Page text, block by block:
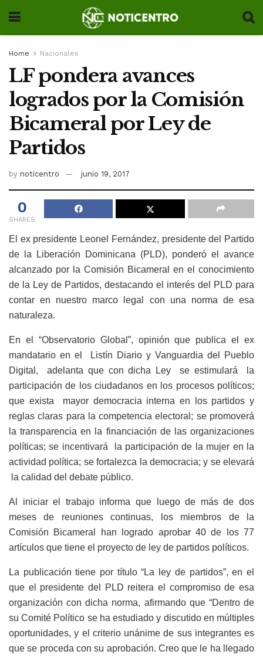
Home Nacionales
LF pondera avances
logrados por la Comisión
Bicameral por Ley de
Partidos
by noticentro junio 19, 2017
0
SHARES
El ex presidente Leonel Fernández, presidente del Partido
de la Liberación Dominicana (PLD), ponderó el avance
alcanzado por la Comisión Bicameral en el conocimiento
de la Ley de Partidos, destacando el interés del PLD para
contar en nuestro marco legal con una norma de esa
naturaleza.
En el “Observatorio Global”, opinión que publica el ex
mandatario en el Listín Diario y Vanguardia del Pueblo
Digital, adelanta que con dicha Ley se estimulará la
participación de los ciudadanos en los procesos políticos;
que exista mayor democracia interna en los partidos y
reglas claras para la competencia electoral; se promoverá
la transparencia en la financiación de las organizaciones
políticas; se incentivará la participación de la mujer en la
actividad política; se fortalezca la democracia; y se elevará
la calidad del debate público.
Al iniciar el trabajo informa que luego de más de dos
meses de reuniones continuas, los miembros de la
Comisión Bicameral han logrado aprobar 40 de los 77
artículos que tiene el proyecto de ley de partidos políticos.
La publicación tiene por título “La ley de partidos”, en el
que el presidente del PLD reitera el compromiso de esa
organización con dicha norma, afirmando que “Dentro de
su Comité Político se ha estudiado y discutido en múltiples
oportunidades, y el criterio unánime de sus integrantes es
que se proceda con su aprobación. Creo que le ha llegado